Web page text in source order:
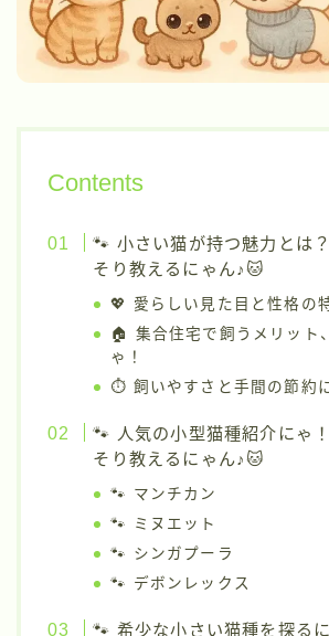
Contents
🐾 小さい猫が持つ魅力とは
そり教えるにゃん♪🐱
💖 愛らしい見た目と性格の
🏠 集合住宅で飼うメリット
ゃ！
⏱️ 飼いやすさと手間の節約
🐾 人気の小型猫種紹介にゃ
そり教えるにゃん♪🐱
🐾 マンチカン
🐾 ミヌエット
🐾 シンガプーラ
🐾 デボンレックス
🐾 希少な小さい猫種を探る